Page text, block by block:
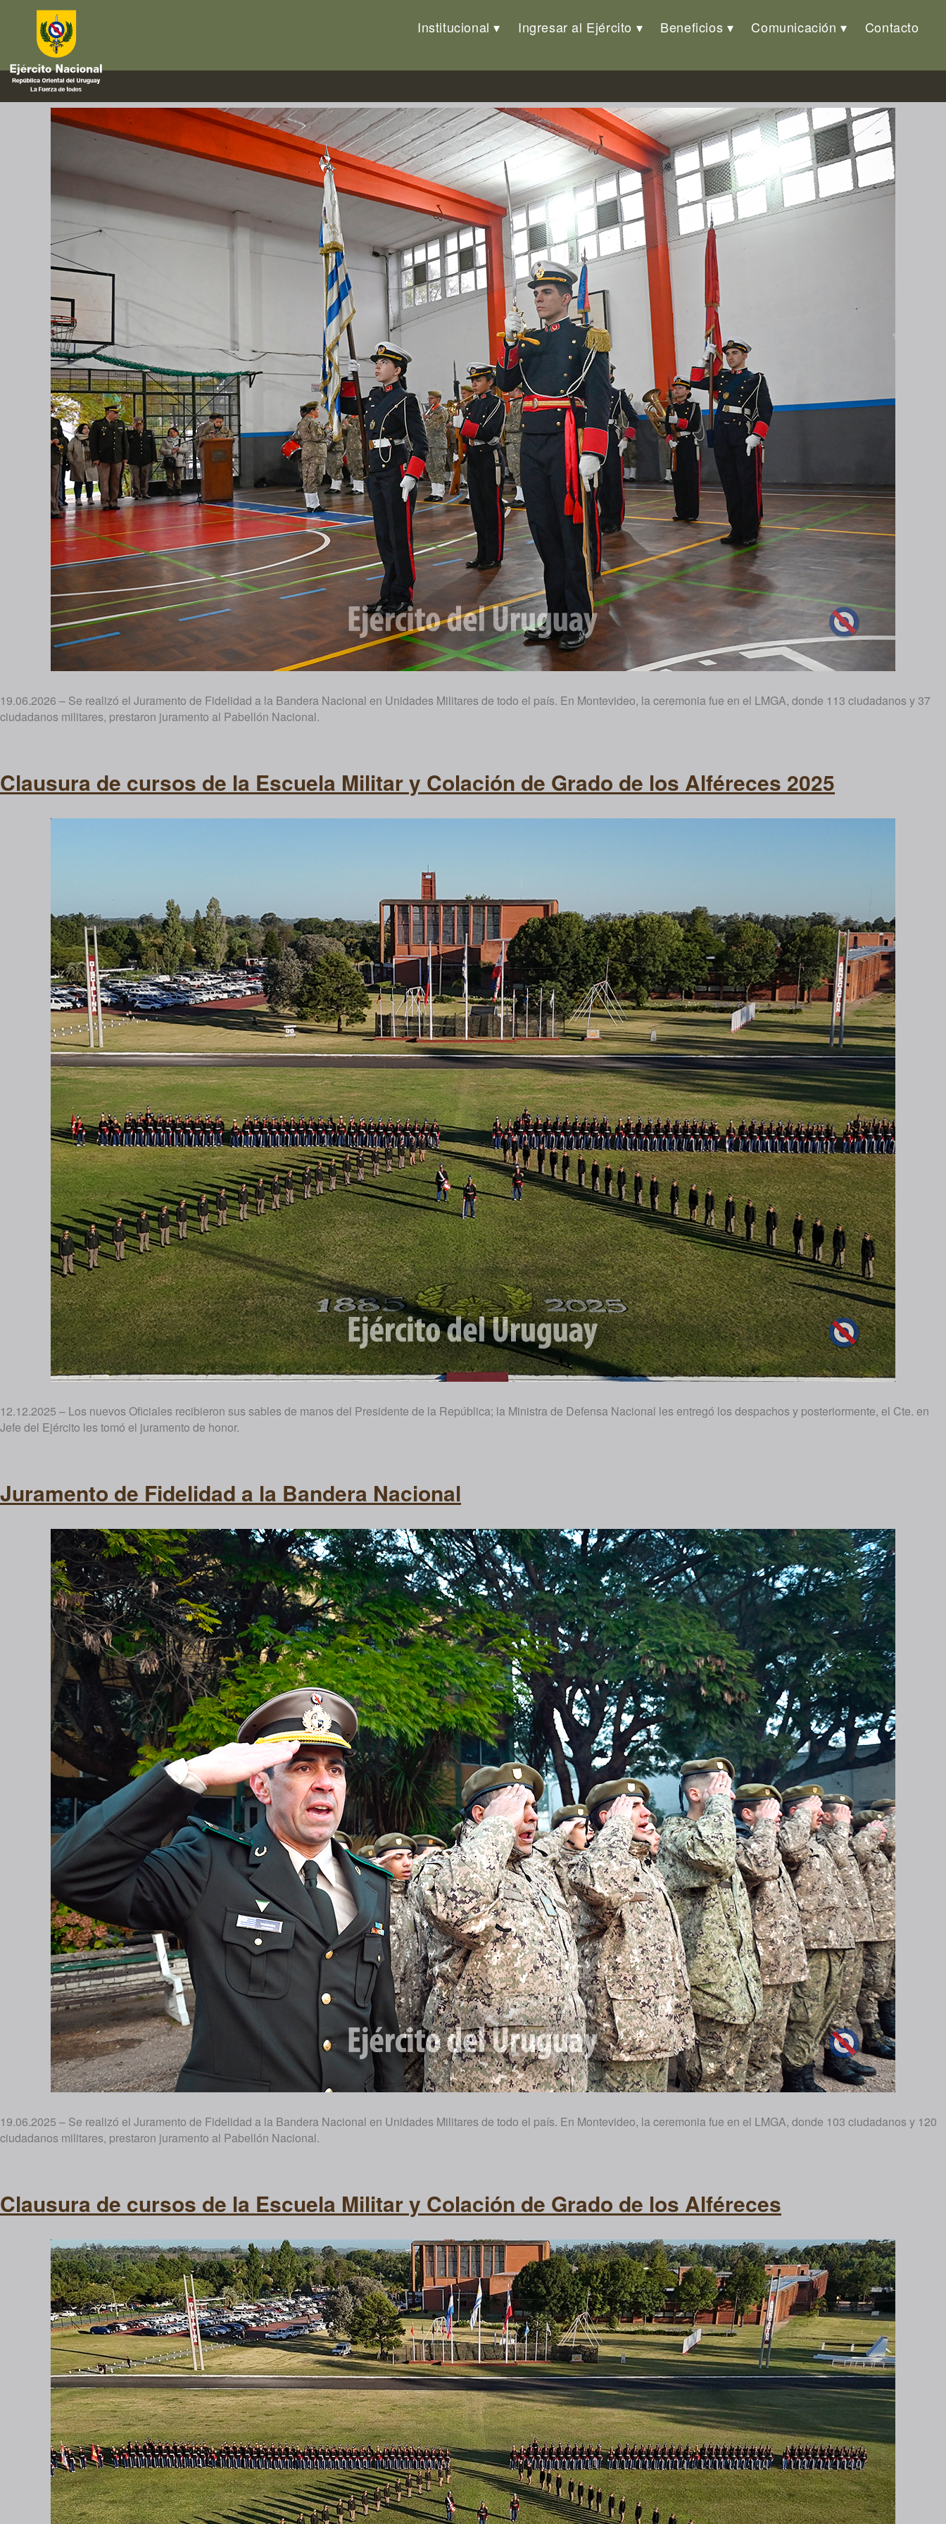
Institucional Ingresar al Ejército Beneficios Comunicación Contacto
Juramento
Juramento de Fidelidad a la Bandera Nacional
19.06.2026 – Se realizó el Juramento de Fidelidad a la Bandera Nacional en Unidades Militares de todo el país. En Montevideo, la ceremonia fue en el LMGA, donde 113 ciudadanos y 37
ciudadanos militares, prestaron juramento al Pabellón Nacional.
Clausura de cursos de la Escuela Militar y Colación de Grado de los Alféreces 2025
12.12.2025 – Los nuevos Oficiales recibieron sus sables de manos del Presidente de la República; la Ministra de Defensa Nacional les entregó los despachos y posteriormente, el Cte. en
Jefe del Ejército les tomó el juramento de honor.
Juramento de Fidelidad a la Bandera Nacional
19.06.2025 – Se realizó el Juramento de Fidelidad a la Bandera Nacional en Unidades Militares de todo el país. En Montevideo, la ceremonia fue en el LMGA, donde 103 ciudadanos y 120
ciudadanos militares, prestaron juramento al Pabellón Nacional.
Clausura de cursos de la Escuela Militar y Colación de Grado de los Alféreces